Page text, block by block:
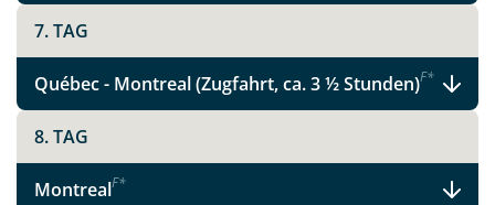
7. TAG
Québec - Montreal (Zugfahrt, ca. 3 ½ Stunden)F*
8. TAG
MontrealF*